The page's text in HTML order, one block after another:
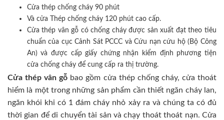
Cửa thép chống cháy 90 phút
Và cửa Thép chống cháy 120 phút cao cấp.
Cửa thép vân gỗ có chống cháy được sản xuất đạt theo tiêu
chuẩn của cục Cảnh Sát PCCC và Cứu nạn cứu hộ (Bộ Công
An) và được cấp giấy chứng nhận kiểm định phương tiện
cửa chống cháy để cung cấp ra thị trường.
Cửa thép vân gỗ bao gồm cửa thép chống cháy, cửa thoát
hiểm là một trong những sản phẩm cần thiết ngăn cháy lan,
ngăn khói khi có 1 đám cháy nhỏ xảy ra và chúng ta có đủ
thời gian để di chuyển tài sản và chạy thoát thoát nạn. Cửa